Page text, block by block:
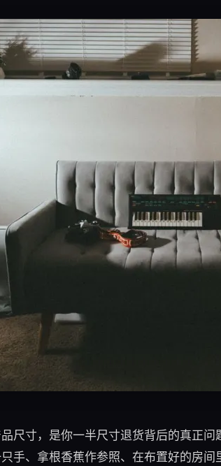
尺寸，是你一半尺寸退货背后的真正
手、拿根香蕉作参照、在布置好的房